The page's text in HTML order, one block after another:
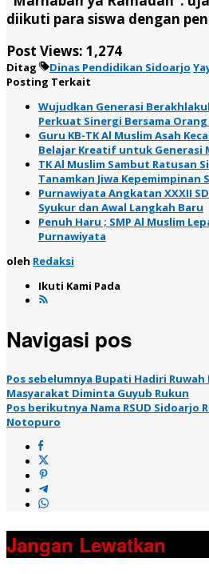
diikuti para siswa dengan
Post Views: 1,274
Ditag Dinas Pendidikan Sidoarjo
Posting Terkait
Wujudkan Generasi
Perkuat Sinergi Bersama Orang
Guru KB-TK Al Muslim Asah
Belajar Kreatif untuk Generasi
TK Al Muslim Sambut Ratusan
Tanamkan Jiwa Kepemimpinan
Purnawiyata Angkatan XXXII
Syukur dan Awal Langkah Baru
Penuh Haru ; SMP Al Muslim
Purnawiyata
oleh Redaksi
Ikuti Kami Pada
Navigasi pos
Pos sebelumnya Bupati Hadiri Ruwah
Masyarakat Diminta Guyub Rukun
Pos berikutnya Nama RSUD Sidoarjo
Notopuro
Jangan Lewatkan